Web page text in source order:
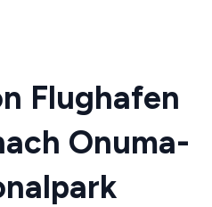
Flughafen
Onuma-